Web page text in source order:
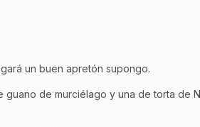
un buen apretón supongo.
de murciélago y una de torta de